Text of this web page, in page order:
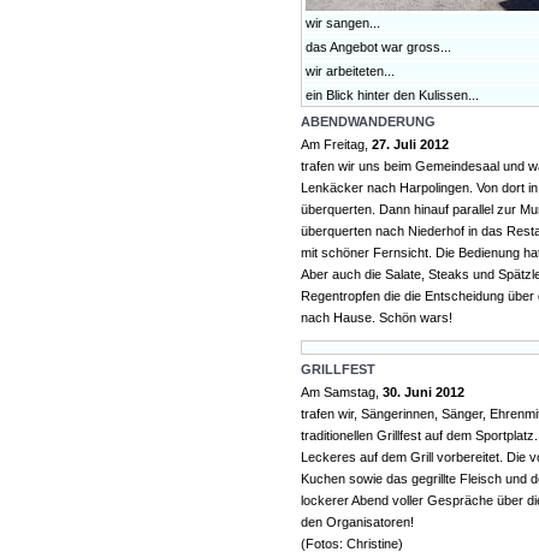
wir sangen...
das Angebot war gross...
wir arbeiteten...
ein Blick hinter den Kulissen...
ABENDWANDERUNG
Am Freitag, 27. Juli 2012
trafen wir uns beim Gemeindesaal und
Lenkäcker nach Harpolingen. Von dort
überquerten. Dann hinauf parallel zur
überquerten nach Niederhof in das
mit schöner Fernsicht. Die Bedienung
Aber auch die Salate, Steaks und
Regentropfen die die Entscheidung
nach Hause. Schön wars!
GRILLFEST
Am Samstag, 30. Juni 2012
trafen wir, Sängerinnen, Sänger,
traditionellen Grillfest auf dem
Leckeres auf dem Grill vorbereitet. Die
Kuchen sowie das gegrillte Fleisch und
lockerer Abend voller Gespräche über
den Organisatoren!
(Fotos: Christine)